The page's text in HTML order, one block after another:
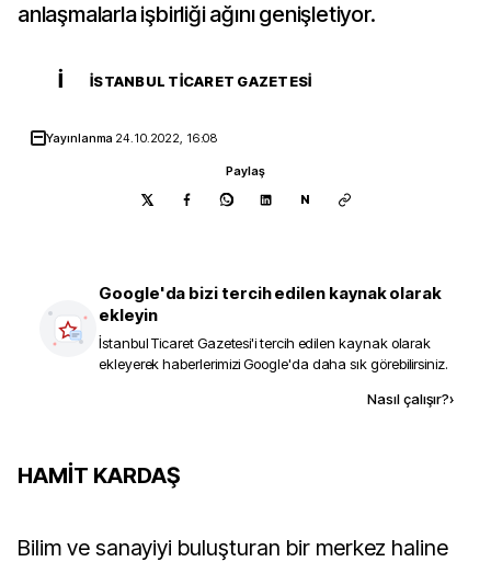
anlaşmalarla işbirliği ağını genişletiyor.
İ İSTANBUL TICARET GAZETESI
Yayınlanma 24.10.2022, 16:08
Paylaş
N
Google'da bizi tercih edilen kaynak olarak
ekleyin
İstanbul Ticaret Gazetesi'i tercih edilen kaynak olarak
ekleyerek haberlerimizi Google'da daha sık görebilirsiniz.
Nasıl çalışır?›
HAMİT KARDAŞ
Bilim ve sanayiyi buluşturan bir merkez haline